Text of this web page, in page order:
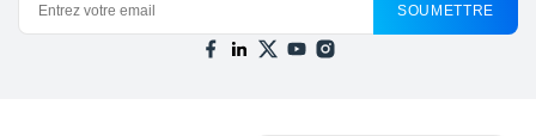
SOUMETTRE